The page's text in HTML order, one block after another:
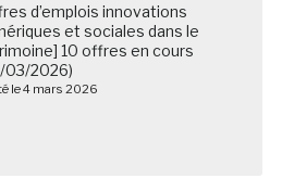
d’emplois innovations
et sociales dans le
10 offres en cours
03/2026)
le 4 mars 2026